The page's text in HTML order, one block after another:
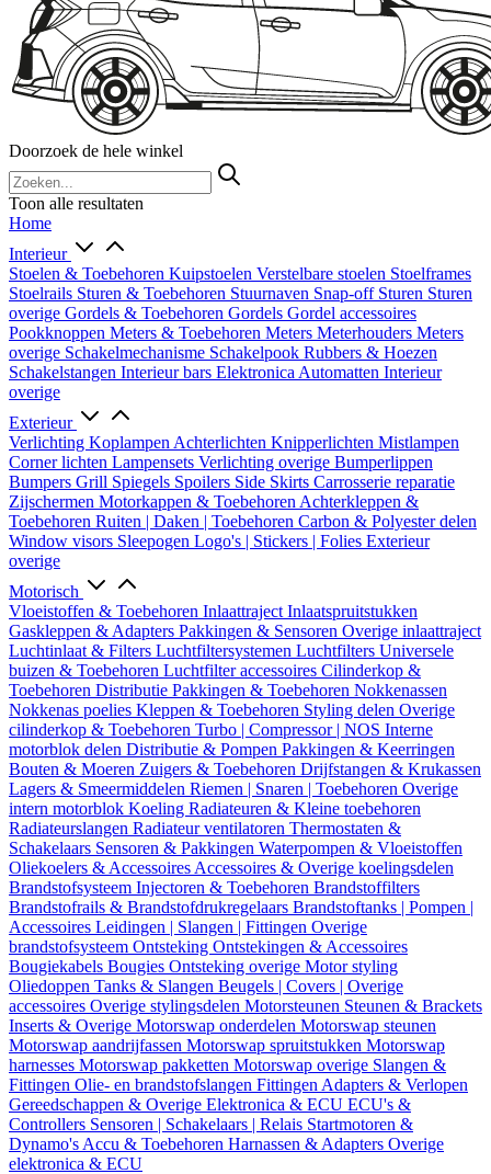
Doorzoek de hele winkel
Toon alle resultaten
Home
Interieur
Stoelen & Toebehoren Kuipstoelen Verstelbare stoelen Stoelframes
Stoelrails Sturen & Toebehoren Stuurnaven Snap-off Sturen Sturen
overige Gordels & Toebehoren Gordels Gordel accessoires
Pookknoppen Meters & Toebehoren Meters Meterhouders Meters
overige Schakelmechanisme Schakelpook Rubbers & Hoezen
Schakelstangen Interieur bars Elektronica Automatten Interieur
overige
Exterieur
Verlichting Koplampen Achterlichten Knipperlichten Mistlampen
Corner lichten Lampensets Verlichting overige Bumperlippen
Bumpers Grill Spiegels Spoilers Side Skirts Carrosserie reparatie
Zijschermen Motorkappen & Toebehoren Achterkleppen &
Toebehoren Ruiten | Daken | Toebehoren Carbon & Polyester delen
Window visors Sleepogen Logo's | Stickers | Folies Exterieur
overige
Motorisch
Vloeistoffen & Toebehoren Inlaattraject Inlaatspruitstukken
Gaskleppen & Adapters Pakkingen & Sensoren Overige inlaattraject
Luchtinlaat & Filters Luchtfiltersystemen Luchtfilters Universele
buizen & Toebehoren Luchtfilter accessoires Cilinderkop &
Toebehoren Distributie Pakkingen & Toebehoren Nokkenassen
Nokkenas poelies Kleppen & Toebehoren Styling delen Overige
cilinderkop & Toebehoren Turbo | Compressor | NOS Interne
motorblok delen Distributie & Pompen Pakkingen & Keerringen
Bouten & Moeren Zuigers & Toebehoren Drijfstangen & Krukassen
Lagers & Smeermiddelen Riemen | Snaren | Toebehoren Overige
intern motorblok Koeling Radiateuren & Kleine toebehoren
Radiateurslangen Radiateur ventilatoren Thermostaten &
Schakelaars Sensoren & Pakkingen Waterpompen & Vloeistoffen
Oliekoelers & Accessoires Accessoires & Overige koelingsdelen
Brandstofsysteem Injectoren & Toebehoren Brandstoffilters
Brandstofrails & Brandstofdrukregelaars Brandstoftanks | Pompen |
Accessoires Leidingen | Slangen | Fittingen Overige
brandstofsysteem Ontsteking Ontstekingen & Accessoires
Bougiekabels Bougies Ontsteking overige Motor styling
Oliedoppen Tanks & Slangen Beugels | Covers | Overige
accessoires Overige stylingsdelen Motorsteunen Steunen & Brackets
Inserts & Overige Motorswap onderdelen Motorswap steunen
Motorswap aandrijfassen Motorswap spruitstukken Motorswap
harnesses Motorswap pakketten Motorswap overige Slangen &
Fittingen Olie- en brandstofslangen Fittingen Adapters & Verlopen
Gereedschappen & Overige Elektronica & ECU ECU's &
Controllers Sensoren | Schakelaars | Relais Startmotoren &
Dynamo's Accu & Toebehoren Harnassen & Adapters Overige
elektronica & ECU